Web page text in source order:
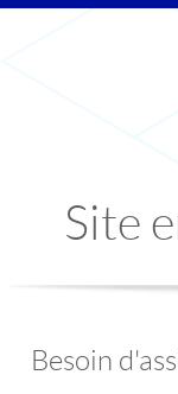
Site
Besoin